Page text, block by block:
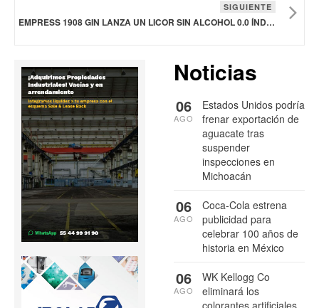
SIGUIENTE
EMPRESS 1908 GIN LANZA UN LICOR SIN ALCOHOL 0.0 ÍNDIGO
Noticias
Estados Unidos podría
frenar exportación de
aguacate tras
suspender
inspecciones en
Michoacán
06
AGO
Coca-Cola estrena
publicidad para
celebrar 100 años de
historia en México
06
AGO
WK Kellogg Co
eliminará los
colorantes artificiales
06
AGO